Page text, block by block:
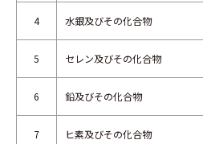
4 水銀及びその化合物
5 セレン及びその化合物
6 鉛及びその化合物
7 ヒ素及びその化合物